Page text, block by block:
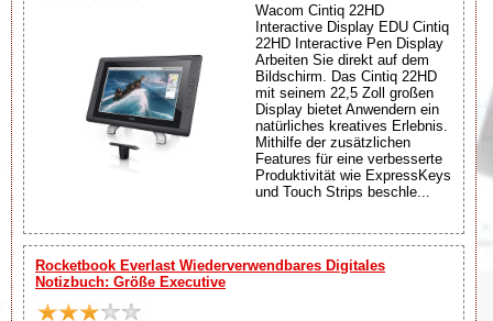
Wacom Cintiq 22HD
Interactive Display EDU Cintiq
22HD Interactive Pen Display
Arbeiten Sie direkt auf dem
Bildschirm. Das Cintiq 22HD
mit seinem 22,5 Zoll großen
Display bietet Anwendern ein
natürliches kreatives Erlebnis.
Mithilfe der zusätzlichen
Features für eine verbesserte
Produktivität wie ExpressKeys
und Touch Strips beschle...
Rocketbook Everlast Wiederverwendbares Digitales
Notizbuch: Größe Executive